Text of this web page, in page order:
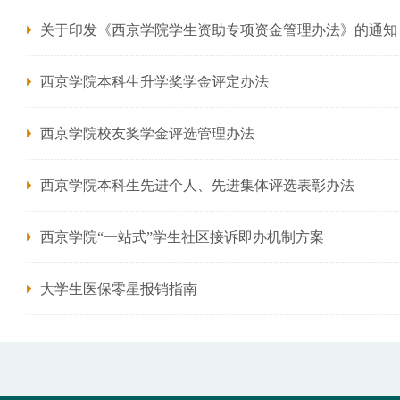
关于印发《西京学院学生资助专项资金管理办法》的通
西京学院本科生升学奖学金评定办法
西京学院校友奖学金评选管理办法
西京学院本科生先进个人、先进集体评选表彰办法
西京学院“一站式”学生社区接诉即办机制方案
大学生医保零星报销指南